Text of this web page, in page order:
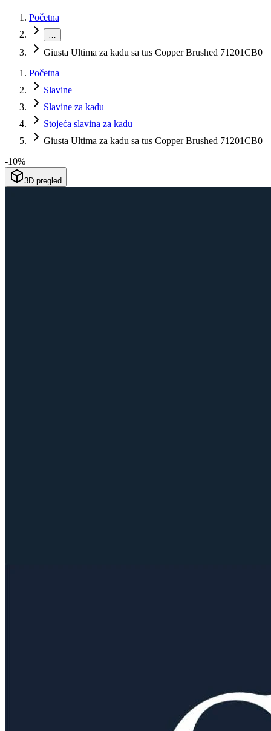
Početna
…
Giusta Ultima za kadu sa tus Copper Brushed 71201CB0
Početna
Slavine
Slavine za kadu
Stojeća slavina za kadu
Giusta Ultima za kadu sa tus Copper Brushed 71201CB0
-10%
3D pregled